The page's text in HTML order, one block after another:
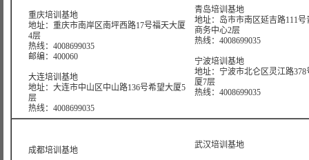
重庆培训基地
地址：重庆市南岸区南坪西路17号福天大厦
4层
热线：4008699035
邮编：400060
大连培训基地
地址：大连市中山区中山路136号希望大厦5
层
热线：4008699035
青岛培训基地
地址：岛市市南区延吉路111号
商务中心2层
热线：4008699035
宁波培训基地
地址：宁波市北仑区灵江路378
厦7层
热线：4008699035
成都培训基地
武汉培训基地